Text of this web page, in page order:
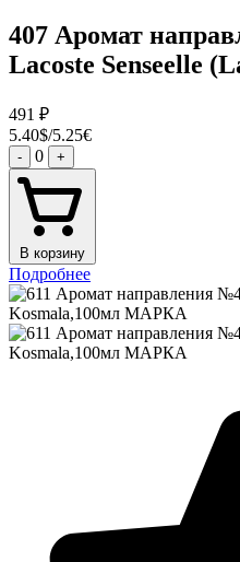
407 Аромат
Lacoste Senseelle
491 ₽
5.40$/5.25€
- 0 +
В корзину
Подробнее